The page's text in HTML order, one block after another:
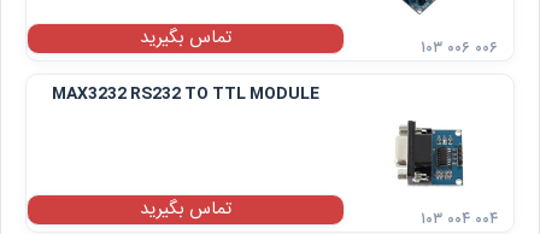
تماس بگیرید
۱۰۳ ۰۰۶ ۰۰۶
MAX3232 RS232 TO TTL MODULE
تماس بگیرید ۱۰۳ ۰۰۴ ۰۰۴